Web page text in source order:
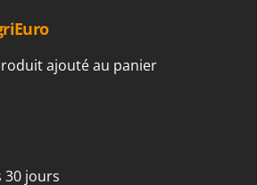
à ressorts - Extirpateurs
gazon
ajouté au panier
30 jours